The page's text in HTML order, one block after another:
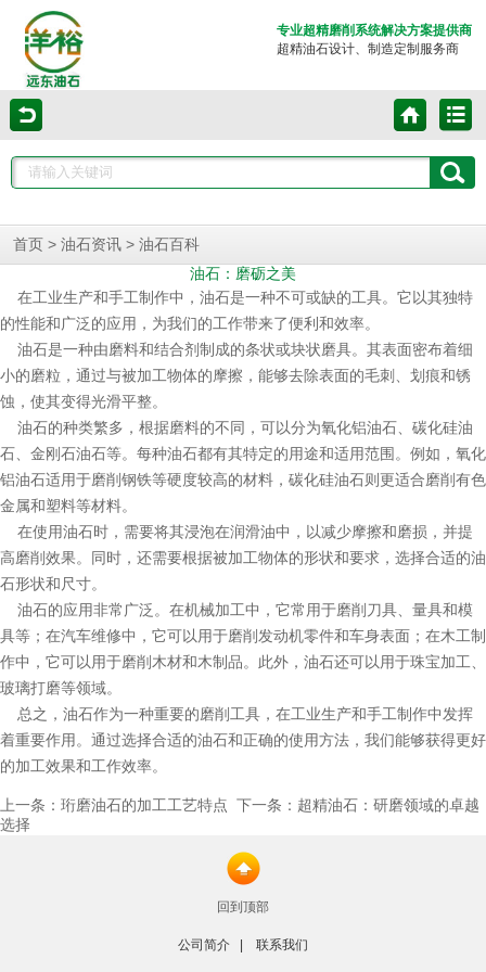
专业超精磨削系统解决方案提供商
超精油石设计、制造定制服务商
首页 > 油石资讯 > 油石百科
油石：磨砺之美
在工业生产和手工制作中，油石是一种不可或缺的工具。它以其独特
的性能和广泛的应用，为我们的工作带来了便利和效率。
油石是一种由磨料和结合剂制成的条状或块状磨具。其表面密布着细
小的磨粒，通过与被加工物体的摩擦，能够去除表面的毛刺、划痕和锈
蚀，使其变得光滑平整。
油石的种类繁多，根据磨料的不同，可以分为氧化铝油石、碳化硅油
石、金刚石油石等。每种油石都有其特定的用途和适用范围。例如，氧化
铝油石适用于磨削钢铁等硬度较高的材料，碳化硅油石则更适合磨削有色
金属和塑料等材料。
在使用油石时，需要将其浸泡在润滑油中，以减少摩擦和磨损，并提
高磨削效果。同时，还需要根据被加工物体的形状和要求，选择合适的油
石形状和尺寸。
油石的应用非常广泛。在机械加工中，它常用于磨削刀具、量具和模
具等；在汽车维修中，它可以用于磨削发动机零件和车身表面；在木工制
作中，它可以用于磨削木材和木制品。此外，油石还可以用于珠宝加工、
玻璃打磨等领域。
总之，油石作为一种重要的磨削工具，在工业生产和手工制作中发挥
着重要作用。通过选择合适的油石和正确的使用方法，我们能够获得更好
的加工效果和工作效率。
上一条： 珩磨油石的加工工艺特点 下一条： 超精油石：研磨领域的卓越
选择
回到顶部
公司简介 联系我们